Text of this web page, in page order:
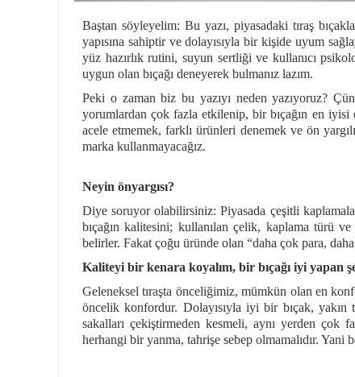
Baştan söyleyelim: Bu yazı, piyasadaki tıraş
yapısına sahiptir ve dolayısıyla bir kişide uyum
yüz hazırlık rutini, suyun sertliği ve kullanıcı
uygun olan bıçağı deneyerek bulmanız lazım.
Peki o zaman biz bu yazıyı neden yazıyoruz?
yorumlardan çok fazla etkilenip, bir bıçağın en iyisi
acele etmemek, farklı ürünleri denemek ve ön
marka kullanmayacağız.
Neyin önyargısı?
Diye soruyor olabilirsiniz: Piyasada çeşitli
bıçağın kalitesini; kullanılan çelik, kaplama türü
belirler. Fakat çoğu üründe olan “daha çok para,
Kaliteyi bir kenara koyalım, bir bıçağı iyi yapan
Geleneksel tıraşta önceliğimiz, mümkün olan en
öncelik konfordur. Dolayısıyla iyi bir bıçak, yakın
sakalları çekiştirmeden kesmeli, aynı yerden çok
herhangi bir yanma, tahrişe sebep olmamalıdır. Yani